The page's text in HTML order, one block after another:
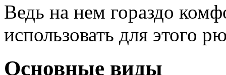
Ведь на нем гораздо
использовать для этого
Основные виды